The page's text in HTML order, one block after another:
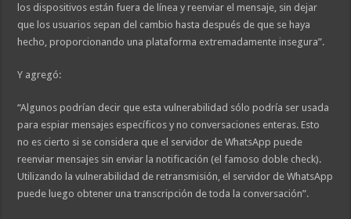
los dispositivos están fuera de línea y reenviar el mensaje, sin dejar
que los usuarios sepan del cambio hasta después de que se haya
hecho, proporcionando una plataforma extremadamente insegura”.
Y agregó:
“Algunos podrían decir que esta vulnerabilidad sólo podría ser usada
para espiar mensajes específicos y no conversaciones enteras. Esto
no es cierto si se considera que el servidor de WhatsApp puede
reenviar mensajes sin enviar la notificación (el famoso doble check).
Utilizando la vulnerabilidad de retransmisión, el servidor de WhatsApp
puede luego obtener una transcripción de toda la conversación”.